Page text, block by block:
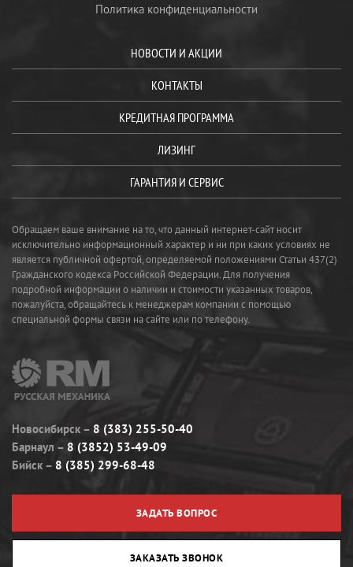
Политика конфиденциальности
НОВОСТИ И АКЦИИ
КОНТАКТЫ
КРЕДИТНАЯ ПРОГРАММА
ЛИЗИНГ
ГАРАНТИЯ И СЕРВИС
Обращаем ваше внимание на то, что данный интернет-сайт носит
исключительно информационный характер и ни при каких условиях не
является публичной офертой, определяемой положениями Статьи 437(2)
Гражданского кодекса Российской Федерации. Для получения
подробной информации о наличии и стоимости указанных товаров,
пожалуйста, обращайтесь к менеджерам компании с помощью
специальной формы связи на сайте или по телефону.
Новосибирск
8 (383) 255-50-40
Барнаул
8 (3852) 53-49-09
Бийск
8 (385) 299-68-48
ЗАДАТЬ ВОПРОС
ЗАКАЗАТЬ ЗВОНОК